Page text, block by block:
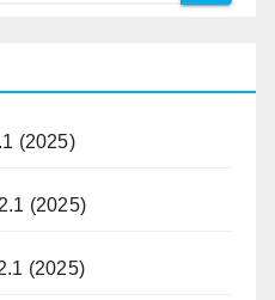
(2025)
(2025)
(2025)